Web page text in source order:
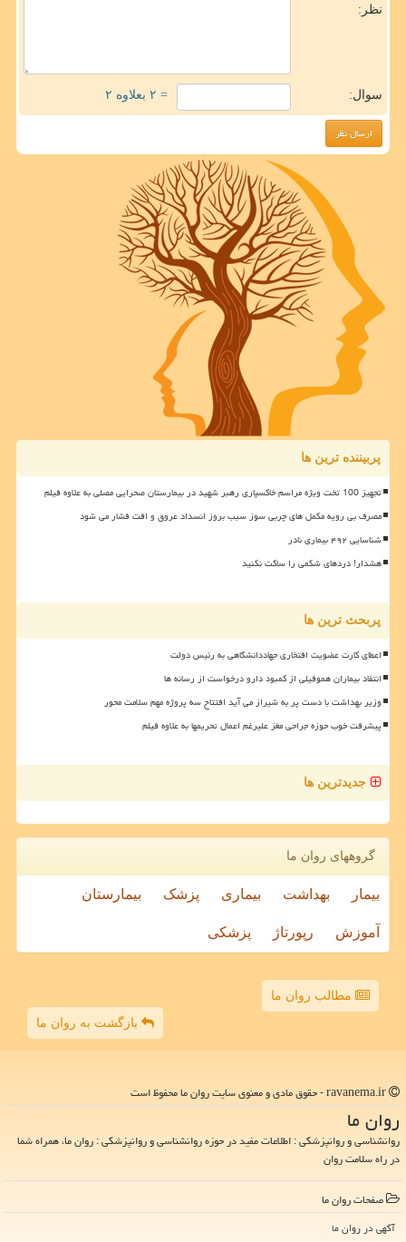
نظر:
سوال: = ۲ بعلاوه ۲
پربیننده ترین ها
تجهیز 100 تخت ویژه مراسم خاکسپاری رهبر شهید در بیمارستان صحرایی مصلی به علاوه فیلم
مصرف بی رویه مکمل های چربی سوز سبب بروز انسداد عروق و افت فشار می شود
شناسایی ۴۹۲ بیماری نادر
هشدار! دردهای شکمی را ساکت نکنید
پربحث ترین ها
اعطای کارت عضویت افتخاری جهاددانشگاهی به رئیس دولت
انتقاد بیماران هموفیلی از کمبود دارو درخواست از رسانه ها
وزیر بهداشت با دست پر به شیراز می آید افتتاح سه پروژه مهم سلامت محور
پیشرفت خوب حوزه جراحی مغز علیرغم اعمال تحریمها به علاوه فیلم
جدیدترین ها
گروههای روان ما
بیمار بهداشت بیماری پزشک بیمارستان
آموزش رپورتاژ پزشکی
مطالب روان ما
بازگشت به روان ما
روان ما
روانشناسی و روانپزشکی : اطلاعات مفید در حوزه روانشناسی و روانپزشکی : روان ما، همراه شما
در راه سلامت روان
صفحات روان ما
آگهی در روان ما